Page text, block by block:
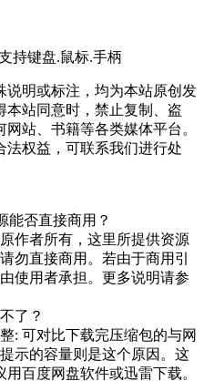
持键盘.鼠标.手柄
说明或标注，均为本站原创发
本站同意时，禁止复制、盗
站、书籍等各类媒体平台。
法权益，可联系我们进行处
能否直接商用？
作者所有，这里所提供资源
勿直接商用。若由于商用引
使用者承担。更多说明请参
了？
: 可对比下载完压缩包的与网
示的容量则是这个原因。这
百度网盘软件或迅雷下载。